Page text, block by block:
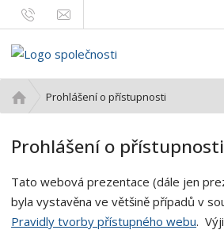
v
d
í
s
t
Prohlášení o přístupnosti
Prohlášení o přístupnosti
Tato webová prezentace (dále jen
byla vystavěna ve většině případů v
Pravidly tvorby přístupného webu.